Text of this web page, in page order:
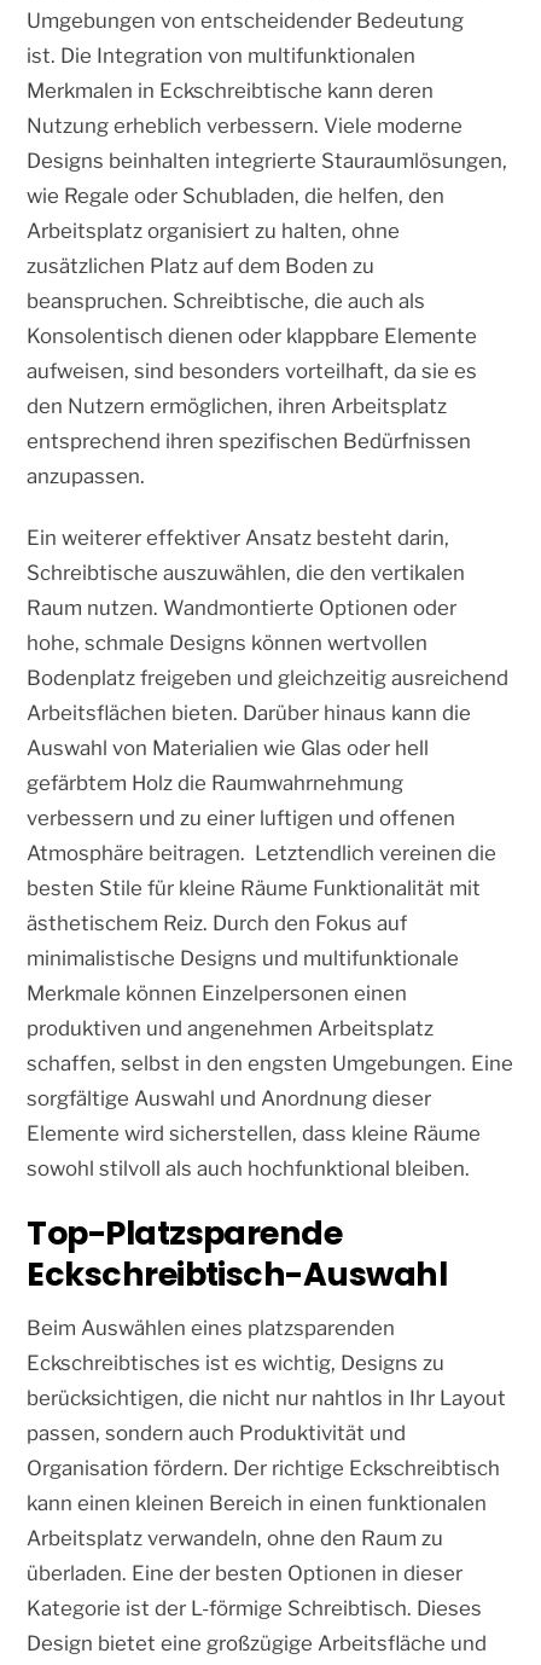
Umgebungen von entscheidender Bedeutung
ist. Die Integration von multifunktionalen
Merkmalen in Eckschreibtische kann deren
Nutzung erheblich verbessern. Viele moderne
Designs beinhalten integrierte Stauraumlösungen,
wie Regale oder Schubladen, die helfen, den
Arbeitsplatz organisiert zu halten, ohne
zusätzlichen Platz auf dem Boden zu
beanspruchen. Schreibtische, die auch als
Konsolentisch dienen oder klappbare Elemente
aufweisen, sind besonders vorteilhaft, da sie es
den Nutzern ermöglichen, ihren Arbeitsplatz
entsprechend ihren spezifischen Bedürfnissen
anzupassen.
Ein weiterer effektiver Ansatz besteht darin,
Schreibtische auszuwählen, die den vertikalen
Raum nutzen. Wandmontierte Optionen oder
hohe, schmale Designs können wertvollen
Bodenplatz freigeben und gleichzeitig ausreichend
Arbeitsflächen bieten. Darüber hinaus kann die
Auswahl von Materialien wie Glas oder hell
gefärbtem Holz die Raumwahrnehmung
verbessern und zu einer luftigen und offenen
Atmosphäre beitragen. Letztendlich vereinen die
besten Stile für kleine Räume Funktionalität mit
ästhetischem Reiz. Durch den Fokus auf
minimalistische Designs und multifunktionale
Merkmale können Einzelpersonen einen
produktiven und angenehmen Arbeitsplatz
schaffen, selbst in den engsten Umgebungen. Eine
sorgfältige Auswahl und Anordnung dieser
Elemente wird sicherstellen, dass kleine Räume
sowohl stilvoll als auch hochfunktional bleiben.
Top-Platzsparende
Eckschreibtisch-Auswahl
Beim Auswählen eines platzsparenden
Eckschreibtisches ist es wichtig, Designs zu
berücksichtigen, die nicht nur nahtlos in Ihr Layout
passen, sondern auch Produktivität und
Organisation fördern. Der richtige Eckschreibtisch
kann einen kleinen Bereich in einen funktionalen
Arbeitsplatz verwandeln, ohne den Raum zu
überladen. Eine der besten Optionen in dieser
Kategorie ist der L-förmige Schreibtisch. Dieses
Design bietet eine großzügige Arbeitsfläche und